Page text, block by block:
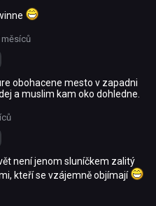
měsíců
obohacene mesto v zapadni
a muslim kam oko dohledne.
není jenom sluníčkem zalitý
kteří se vzájemně objímají